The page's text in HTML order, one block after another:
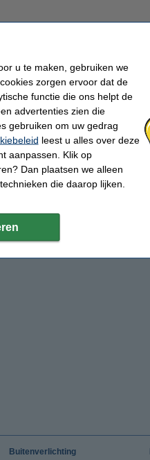
Buitenverlichting
u te maken, gebruiken we
zorgen ervoor dat de
functie die ons helpt de
advertenties zien die
gebruiken om uw gedrag
leest u alles over deze
aanpassen. Klik op
Dan plaatsen we alleen
die daarop lijken.